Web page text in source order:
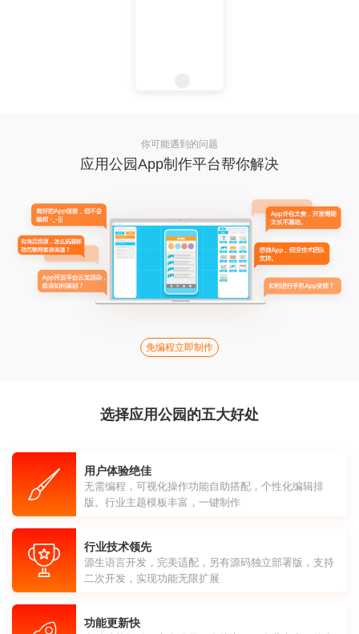
你可能遇到的问题
应用公园App制作平台帮你解决
免编程立即制作
选择应用公园的五大好处
用户体验绝佳
无需编程，可视化操作功能自助搭配，个性化编辑排
版。行业主题模板丰富，一键制作
行业技术领先
源生语言开发，完美适配，另有源码独立部署版，支持
二次开发，实现功能无限扩展
功能更新快